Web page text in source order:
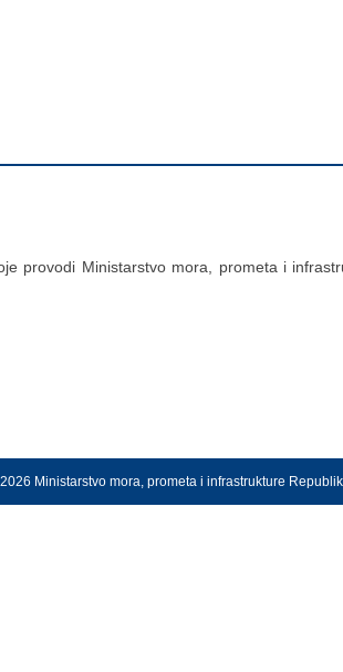
provodi Ministarstvo mora, prometa i
Ministarstvo mora, prometa i infrastrukture